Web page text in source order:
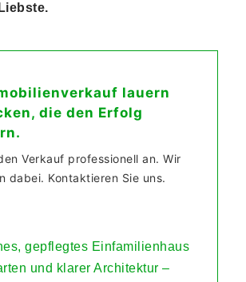
lauern
die den Erfolg
Verkauf professionell an. Wir
dabei. Kontaktieren Sie uns.